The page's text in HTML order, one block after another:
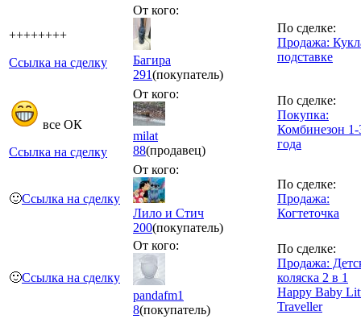
++++++++
Ссылка на сделку
От кого:
Багира
291(покупатель)
По сделке:
Продажа:
подставке
все ОК
Ссылка на сделку
От кого:
milat
88(продавец)
По сделке:
Покупка:
Комбинезон 1-
года
🙂Ссылка на сделку
От кого:
Лило и Стич
200(покупатель)
По сделке:
Продажа:
Когтеточка
🙂Ссылка на сделку
От кого:
pandafm1
8(покупатель)
По сделке:
Продажа:
коляска 2 в 1
Happy Baby
Traveller